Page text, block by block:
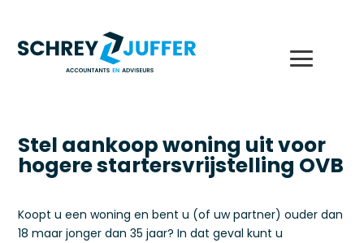
Stel aankoop woning uit voor
hogere startersvrijstelling OVB
Koopt u een woning en bent u (of uw partner) ouder dan
18 maar jonger dan 35 jaar? In dat geval kunt u